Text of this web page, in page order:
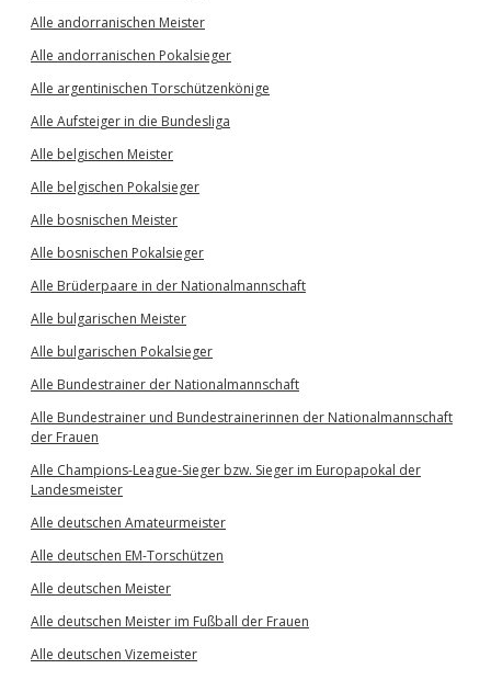
Alle andorranischen Meister
Alle andorranischen Pokalsieger
Alle argentinischen Torschützenkönige
Alle Aufsteiger in die Bundesliga
Alle belgischen Meister
Alle belgischen Pokalsieger
Alle bosnischen Meister
Alle bosnischen Pokalsieger
Alle Brüderpaare in der Nationalmannschaft
Alle bulgarischen Meister
Alle bulgarischen Pokalsieger
Alle Bundestrainer der Nationalmannschaft
Alle Bundestrainer und Bundestrainerinnen der Nationalmannschaft
der Frauen
Alle Champions-League-Sieger bzw. Sieger im Europapokal der
Landesmeister
Alle deutschen Amateurmeister
Alle deutschen EM-Torschützen
Alle deutschen Meister
Alle deutschen Meister im Fußball der Frauen
Alle deutschen Vizemeister